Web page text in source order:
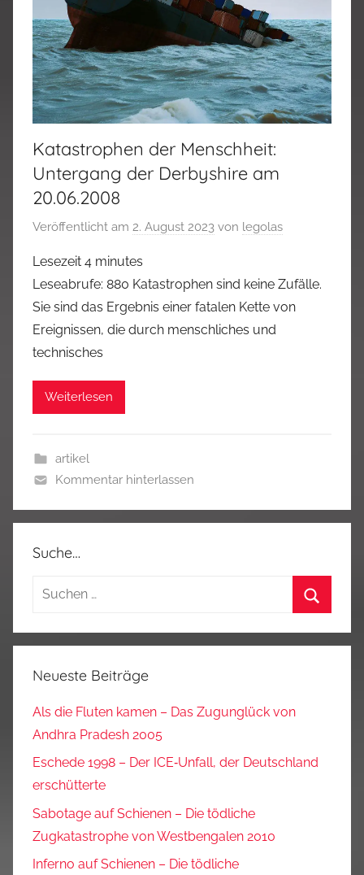
Katastrophen der Menschheit:
Untergang der Derbyshire am
20.06.2008
Veröffentlicht am 2. August 2023 von legolas
Lesezeit 4 minutes
Leseabrufe: 880 Katastrophen sind keine Zufälle.
Sie sind das Ergebnis einer fatalen Kette von
Ereignissen, die durch menschliches und
technisches
Weiterlesen
artikel
Kommentar hinterlassen
Suche…
Suchen
Neueste Beiträge
Als die Fluten kamen – Das Zugunglück von
Andhra Pradesh 2005
Eschede 1998 – Der ICE‑Unfall, der Deutschland
erschütterte
Sabotage auf Schienen – Die tödliche
Zugkatastrophe von Westbengalen 2010
Inferno auf Schienen – Die tödliche